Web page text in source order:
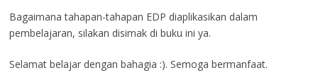
Bagaimana tahapan-tahapan EDP diaplikasikan dalam
pembelajaran, silakan disimak di buku ini ya.
Selamat belajar dengan bahagia :). Semoga bermanfaat.